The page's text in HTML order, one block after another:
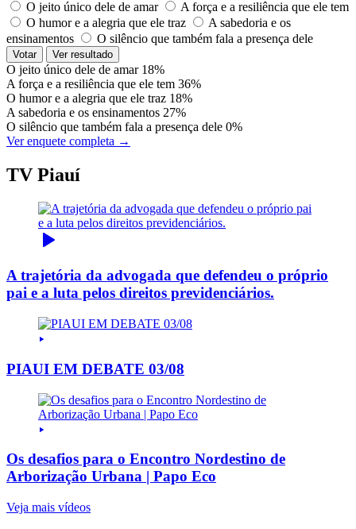
O jeito único dele de amar
A força e a resiliência que ele tem
O humor e a alegria que ele traz
A sabedoria e os
ensinamentos
O silêncio que também fala a presença dele
Votar Ver resultado
O jeito único dele de amar 18%
A força e a resiliência que ele tem 36%
O humor e a alegria que ele traz 18%
A sabedoria e os ensinamentos 27%
O silêncio que também fala a presença dele 0%
Ver enquete completa →
TV Piauí
A trajetória da advogada que defendeu o próprio
pai e a luta pelos direitos previdenciários.
PIAUI EM DEBATE 03/08
Os desafios para o Encontro Nordestino de
Arborização Urbana | Papo Eco
Veja mais vídeos